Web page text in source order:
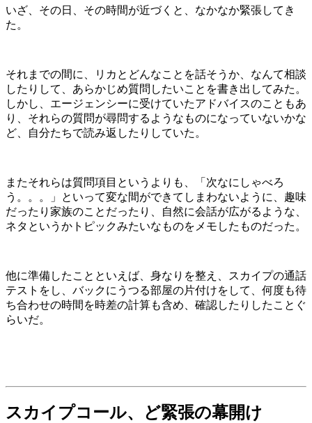
いざ、その日、その時間が近づくと、なかなか緊張してき
た。
それまでの間に、リカとどんなことを話そうか、なんて相談
したりして、あらかじめ質問したいことを書き出してみた。
しかし、エージェンシーに受けていたアドバイスのこともあ
り、それらの質問が尋問するようなものになっていないかな
ど、自分たちで読み返したりしていた。
またそれらは質問項目というよりも、「次なにしゃべろ
う。。。」といって変な間ができてしまわないように、趣味
だったり家族のことだったり、自然に会話が広がるような、
ネタというかトピックみたいなものをメモしたものだった。
他に準備したことといえば、身なりを整え、スカイプの通話
テストをし、バックにうつる部屋の片付けをして、何度も待
ち合わせの時間を時差の計算も含め、確認したりしたことぐ
らいだ。
スカイプコール、ど緊張の幕開け